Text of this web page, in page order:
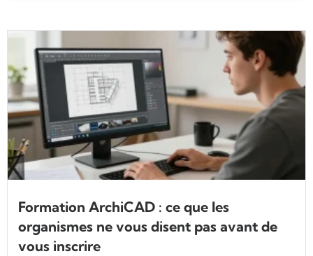
Formation ArchiCAD : ce que les
organismes ne vous disent pas avant de
vous inscrire